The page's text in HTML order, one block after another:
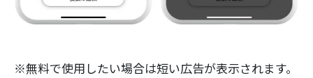
※無料で使用したい場合は短い広告が表示されます。